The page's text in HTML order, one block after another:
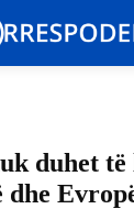
duhet të
dhe